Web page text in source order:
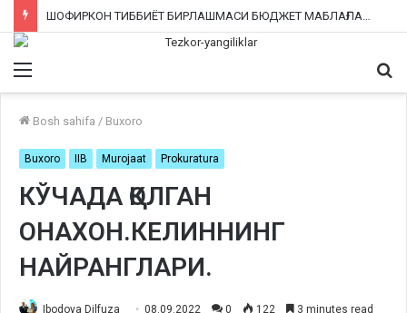
ШОФИРКОН ТИББИЁТ БИРЛАШМАСИ БЮДЖЕТ МАБЛАҒЛАРИНИ ТАЛОН-ТАРОЖ ҚИЛИНГАНИ РОСТМИ?
Menu
Bosh sahifa / Buxoro
Buxoro IIB Murojaat Prokuratura
КЎЧАДА ҚОЛГАН
ОНАХОН.КЕЛИННИНГ
НАЙРАНГЛАРИ.
Ibodova Dilfuza 08.09.2022 0 122 3 minutes read